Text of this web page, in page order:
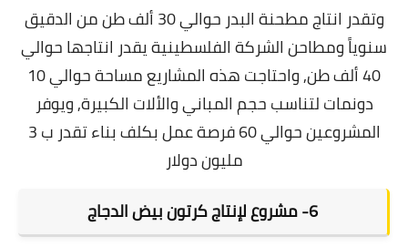
وتقدر انتاج مطحنة البدر حوالي 30 ألف طن من الدقيق
سنوياً ومطاحن الشركة الفلسطينية يقدر انتاجها حوالي
40 ألف طن, واحتاجت هذه المشاريع مساحة حوالي 10
دونمات لتناسب حجم المباني والألات الكبيرة, ويوفر
المشروعين حوالي 60 فرصة عمل بكلف بناء تقدر ب 3
مليون دولار
6- مشروع لإنتاج كرتون بيض الدجاج